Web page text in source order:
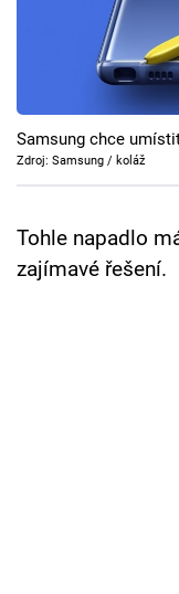
Cool Esport
Pořady
TV Program
Přihlášení
Samsung chce
Zdroj: Samsung / koláž
Tohle napadlo
zajímavé řešení.